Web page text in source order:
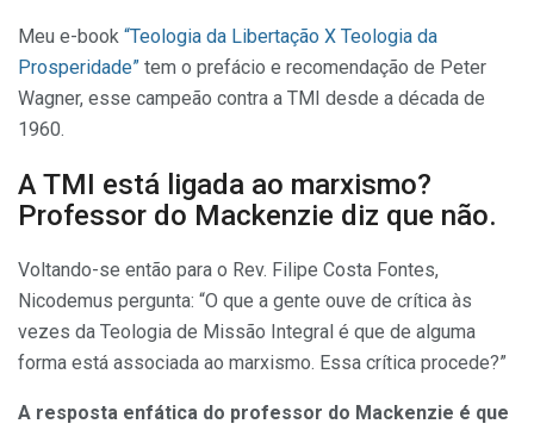
Meu e-book “Teologia da Libertação X Teologia da
Prosperidade” tem o prefácio e recomendação de Peter
Wagner, esse campeão contra a TMI desde a década de
1960.
A TMI está ligada ao marxismo?
Professor do Mackenzie diz que não.
Voltando-se então para o Rev. Filipe Costa Fontes,
Nicodemus pergunta: “O que a gente ouve de crítica às
vezes da Teologia de Missão Integral é que de alguma
forma está associada ao marxismo. Essa crítica procede?”
A resposta enfática do professor do Mackenzie é que